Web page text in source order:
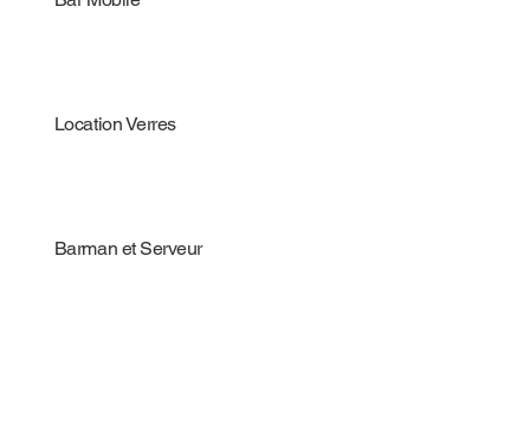
Location Verres
Barman et Serveur